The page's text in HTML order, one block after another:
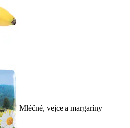
Mléčné, vejce a margaríny